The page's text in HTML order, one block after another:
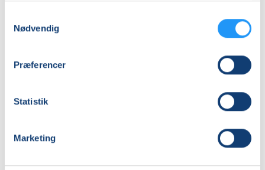
Nødvendig
Præferencer
Statistik
Marketing
tirsdag 06.10.2026, kl. 16.30 - 19.00
8mødegange
Fuglsø Kreative Værksted, Viborg Landevej 49, Onsild
Se på kort
Praktiske oplysninger